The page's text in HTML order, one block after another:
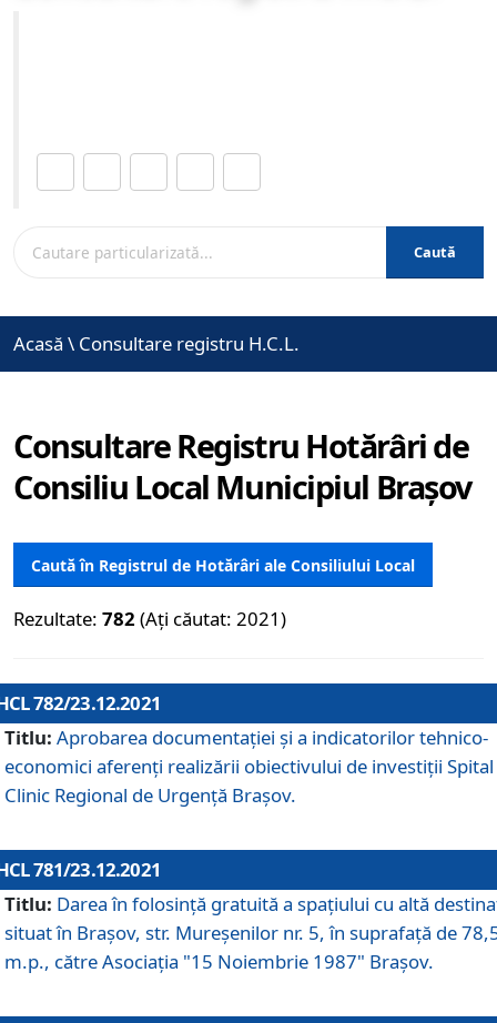
Caută
Acasă \ Consultare registru H.C.L.
Consultare Registru Hotărâri de
Consiliu Local Municipiul Brașov
Caută în Registrul de Hotărâri ale Consiliului Local
Rezultate: 782 (Ați căutat: 2021)
782/23.12.2021
Titlu: Aprobarea documentației și a indicatorilor tehnico-
economici aferenți realizării obiectivului de investiții Spital
Clinic Regional de Urgență Brașov.
781/23.12.2021
Titlu: Darea în folosinţă gratuită a spaţiului cu altă
situat în Braşov, str. Mureşenilor nr. 5, în suprafaţă de
m.p., către Asociaţia "15 Noiembrie 1987" Braşov.